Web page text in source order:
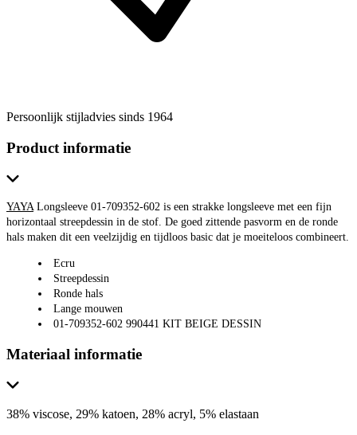
Persoonlijk stijladvies sinds 1964
Product informatie
YAYA Longsleeve 01-709352-602 is een strakke longsleeve met een fijn
horizontaal streepdessin in de stof. De goed zittende pasvorm en de ronde
hals maken dit een veelzijdig en tijdloos basic dat je moeiteloos combineert.
Ecru
Streepdessin
Ronde hals
Lange mouwen
01-709352-602 990441 KIT BEIGE DESSIN
Materiaal informatie
38% viscose, 29% katoen, 28% acryl, 5% elastaan